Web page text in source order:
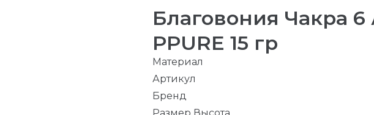
Благовония Чакра
PPURE 15 гр
Материал
Артикул
Бренд